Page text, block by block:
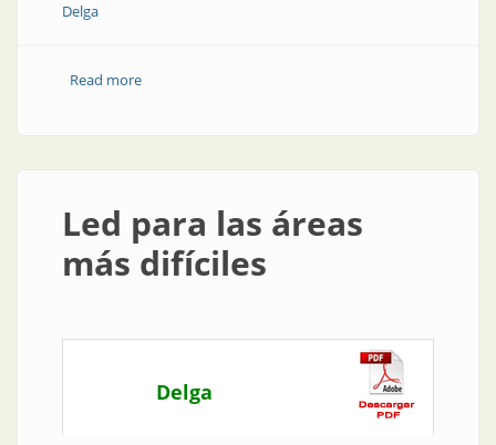
Delga
Read moreabout Nueva luminaria para áreas clasificadas
Led para las áreas
más difíciles
Delga